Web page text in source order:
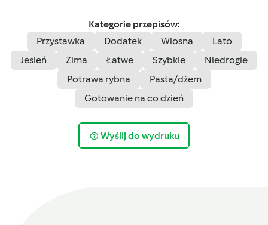
Kategorie przepisów:
Przystawka
Dodatek Wiosna
Lato
Jesień
Zima Łatwe Szybkie
Niedrogie
Potrawa rybna
Pasta/dżem
Gotowanie na co dzień
Wyślij do wydruku